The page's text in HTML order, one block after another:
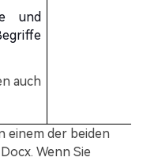
und
auch
einem der beiden
Wenn Sie